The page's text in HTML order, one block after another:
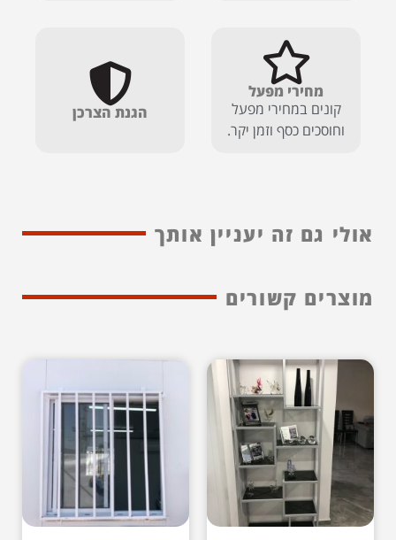
מחירי מפעל
קונים במחירי מפעל
וחוסכים כסף וזמן יקר.
הגנת הצרכן
אולי גם זה יעניין אותך
מוצרים קשורים